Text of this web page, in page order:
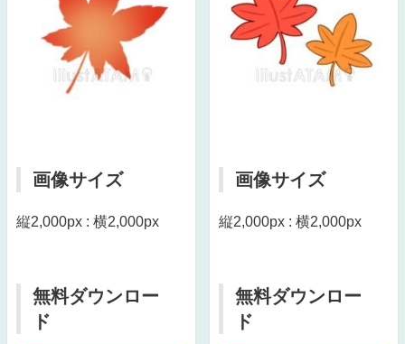
画像サイズ
縦2,000px : 横2,000px
無料ダウンロー
ド
画像サイズ
縦2,000px : 横2,000px
無料ダウンロー
ド